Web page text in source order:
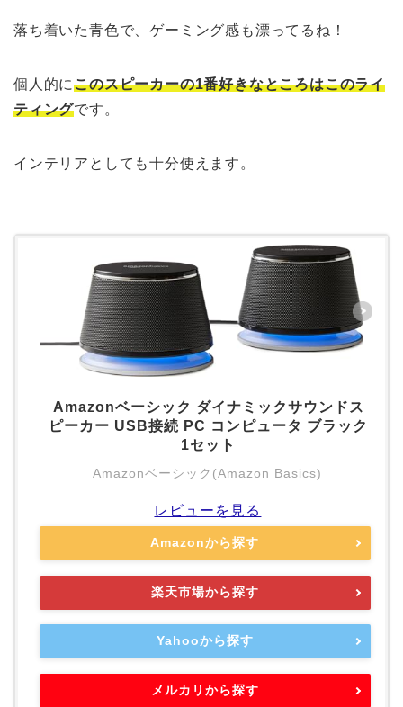
落ち着いた青色で、ゲーミング感も漂ってるね！
個人的にこのスピーカーの1番好きなところはこのライ
ティングです。
インテリアとしても十分使えます。
Amazonベーシック ダイナミックサウンドス
ピーカー USB接続 PC コンピュータ ブラック
1セット
Amazonベーシック(Amazon Basics)
レビューを見る
Amazonから探す
楽天市場から探す
Yahooから探す
メルカリから探す